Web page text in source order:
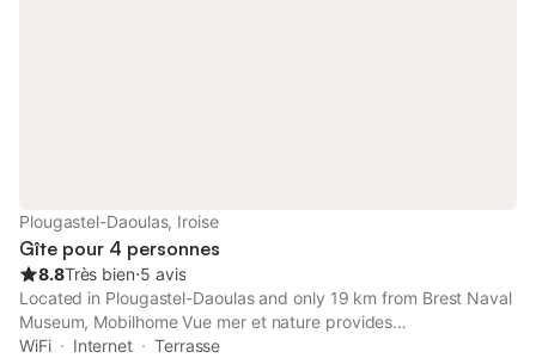
Plougastel-Daoulas, Iroise
Gîte pour 4 personnes
8.8Très bien⋅5 avis
Located in Plougastel-Daoulas and only 19 km from Brest Naval
Museum, Mobilhome Vue mer et nature provides
accommodation with garden views, free WiFi and free private
WiFi Internet
Terrasse